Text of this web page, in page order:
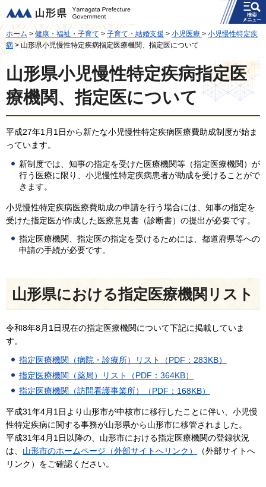
山形県
メニュー
ホーム>健康・福祉・子育て > 子育て・結婚支援 > 小児医療 > 小児慢性特定疾
病> 山形県小児慢性特定疾病指定医療機関、指定医について
山形県小児慢性特定疾病指定医
療機関、指定医について
平成27年1月1日から新たな小児慢性特定疾病医療費助成制度が始ま
っています。
新制度では、知事の指定を受けた医療機関等（指定医療機関）が
行う医療に限り、小児慢性特定疾病患者が助成を受けることがで
きます。
小児慢性特定疾病医療費助成の申請を行う場合には、知事の指定を
受けた指定医が作成した医療意見書（診断書）の提出が必要です。
指定医療機関、指定医の指定を受けるためには、都道府県等への
申請の手続が必要です。
山形県における指定医療機関リスト
令和8年8月1日現在の指定医療機関について下記に掲載していま
す。
指定医療機関（病院・診療所）リスト（PDF：283KB）
指定医療機関（薬局）リスト（PDF：364KB）
指定医療機関（訪問看護事業所）（PDF：168KB）
平成31年4月1日より山形市が中核市に移行したことに伴い、小児慢
性特定疾病に関する事務が山形県から山形市に移管されました。
平成31年4月1日以降の、山形市における指定医療機関の登録状況
は、 山形市のホームページ（外部サイトへリンク）
（外部サイトへ
リンク）をご確認ください。